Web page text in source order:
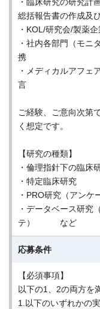
総括報告書の作成及
・KOL/研究会/製薬
・社内各部門（モニ
携
・メディカルアフェ
言
ご経験、ご意向次第
く想定です。
【研究の種類】
・倫理指針下の臨床
・特定臨床研究
・PRO研究（アンケ
・データベース研究
テ） など
応募条件
【必須事項】
以下の1、2の両方を
1.以下のいずれかの